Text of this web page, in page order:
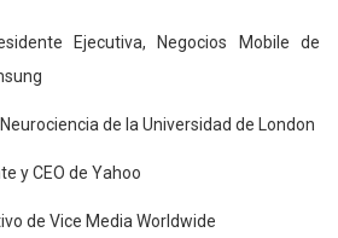
Ejecutiva, Negocios Mobile de
de la Universidad de London
y CEO de Yahoo
de Vice Media Worldwide